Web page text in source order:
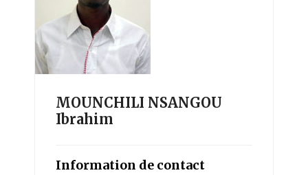
MOUNCHILI NSANGOU
Ibrahim
Information de contact